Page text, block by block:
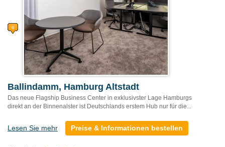
Ballindamm, Hamburg Altstadt
Das neue Flagship Business Center in exklusivster Lage Hamburgs
direkt an der Binnenalster ist Deutschlands erstem Hub nur für die...
Lesen Sie mehr Preise & Informationen bestellen